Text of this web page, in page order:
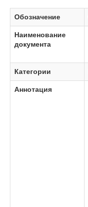
Обозначение
Наименование
документа
Категории
Аннотация